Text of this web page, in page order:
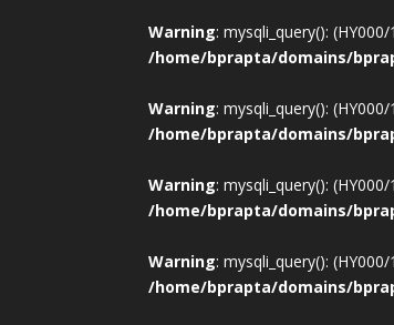
Warning: mysqli_query():
/home/bprapta/domains/
Warning: mysqli_query():
/home/bprapta/domains/
Warning: mysqli_query():
/home/bprapta/domains/
Warning: mysqli_query():
/home/bprapta/domains/